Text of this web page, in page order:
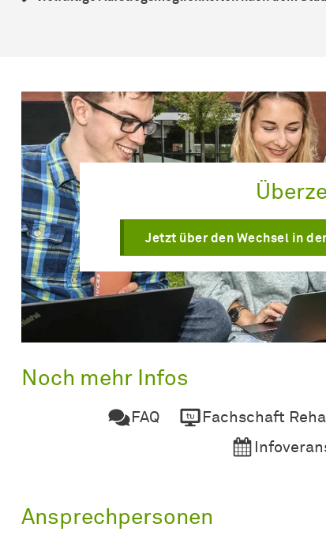
Jetzt über den Wechsel in
Noch mehr Infos
FAQ
Fachschaft
Ansprechpersonen